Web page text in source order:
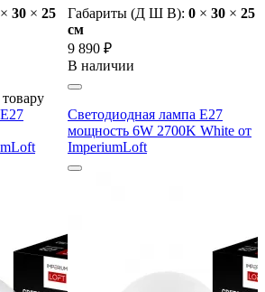
× 30 × 25
Габариты (Д Ш В): 0 × 30 × 25
cм
9 890 ₽
В наличии
Светодиодная лампа E27
мощность 6W 2700K White от
ImperiumLoft